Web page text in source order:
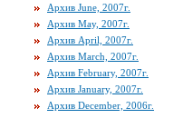
Архив June, 2007г.
Архив May, 2007г.
Архив April, 2007г.
Архив March, 2007г.
Архив February, 2007г.
Архив January, 2007г.
Архив December, 2006г.